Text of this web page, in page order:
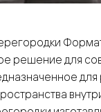
решение для
для